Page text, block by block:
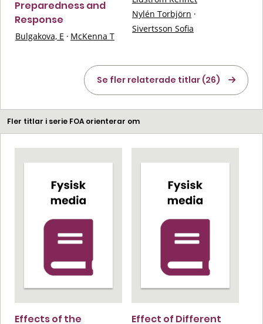
Preparedness and
Response
Bulgakova, E · McKenna T
Nylén Torbjörn ·
Sivertsson Sofia
Se fler relaterade titlar (26)
Fler titlar i serie FOA orienterar om
Effects of the
Effect of Different